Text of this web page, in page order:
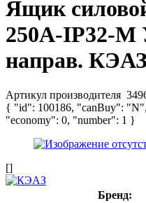
Ящик
250А-IP32-М
направ.
Артикул производителя
{ "id": 100186, "canBuy":
"economy": 0, "number": 1 }
[]
Бренд: